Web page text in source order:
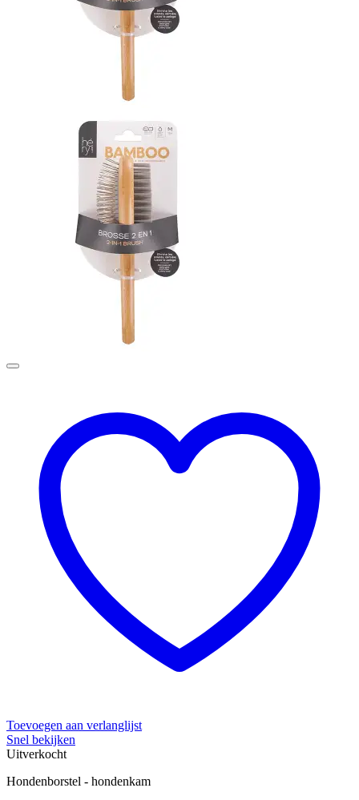
Toevoegen aan verlanglijst
Snel bekijken
Uitverkocht
Hondenborstel - hondenkam